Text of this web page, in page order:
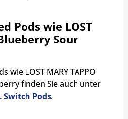
Pods wie LOST
Sour
wie LOST MARY TAPPO
finden Sie auch unter
Switch Pods.